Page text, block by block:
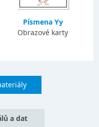
Písmena Yy
Obrazové karty
a dat